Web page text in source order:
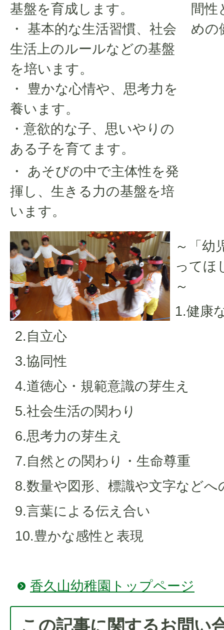
基盤を育成します。
・ 基本的な生活習慣、社会
生活上のルールなどの基盤
を培います。
・ 豊かな心情や、思考力を
養います。
・意欲的な子、思いやりの
ある子を育てます。
・ あそびの中で主体性を発
揮し、生きる力の基盤を培
います。
間性
めの
～「幼
ってほ
～
1.健康
2.自立心
3.協同性
4.道徳心・規範意識の芽生え
5.社会生活の関わり
6.思考力の芽生え
7.自然との関わり・生命尊重
8.数量や図形、標識や文字などへ
9.言葉による伝え合い
10.豊かな感性と表現
香久山幼稚園トップページ
この記事に関するお問い